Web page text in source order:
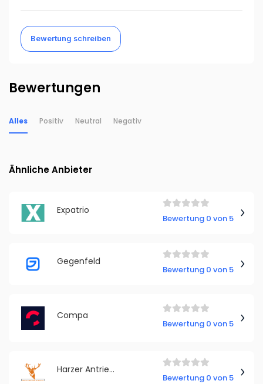
Bewertung schreiben
Bewertungen
Alles Positiv Neutral Negativ
Ähnliche Anbieter
Expatrio
Bewertung 0 von 5
Gegenfeld
Bewertung 0 von 5
Compa
Bewertung 0 von 5
Harzer Antriebstechnik GmbH
Bewertung 0 von 5